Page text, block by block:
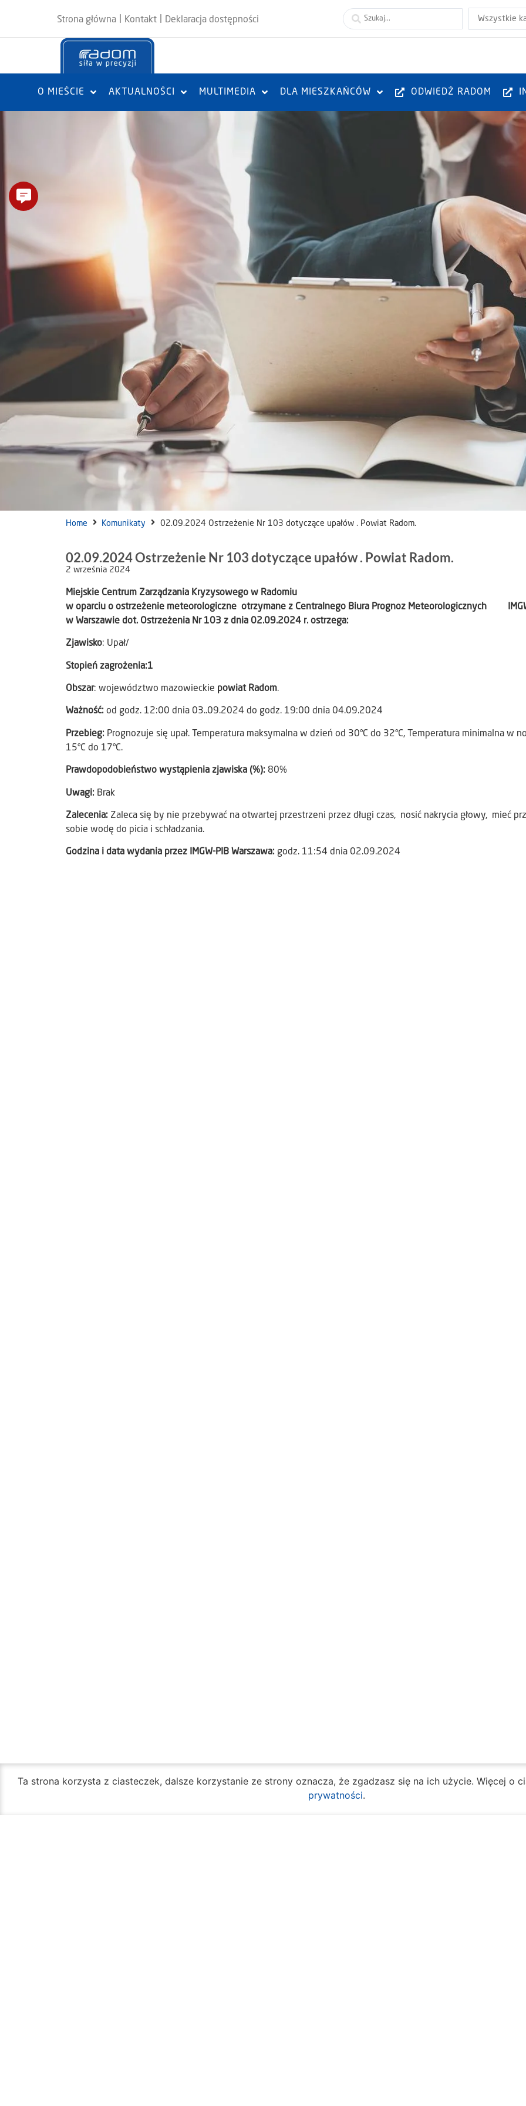
Strona główna Kontakt Deklaracja dostępności Wszystkie
O MIEŚCIE AKTUALNOŚCI MULTIMEDIA DLA MIESZKAŃCÓW ODWIEDŹ RADOM
Home Komunikaty 02.09.2024 Ostrzeżenie Nr 103 dotyczące upałów . Powiat Radom.
02.09.2024 Ostrzeżenie Nr 103 dotyczące upałów . Powiat Radom.
2 września 2024
Miejskie Centrum Zarządzania Kryzysowego w Radomiu
w oparciu o ostrzeżenie meteorologiczne otrzymane z Centralnego Biura Prognoz Meteorologicznych
w Warszawie dot. Ostrzeżenia Nr 103 z dnia 02.09.2024 r. ostrzega:
Zjawisko: Upał/
Stopień zagrożenia:1
Obszar: województwo mazowieckie powiat Radom.
Ważność: od godz. 12:00 dnia 03..09.2024 do godz. 19:00 dnia 04.09.2024
Przebieg: Prognozuje się upał. Temperatura maksymalna w dzień od 30°C do 32°C, Temperatura minimalna w
15°C do 17°C.
Prawdopodobieństwo wystąpienia zjawiska (%): 80%
Uwagi: Brak
Zalecenia: Zaleca się by nie przebywać na otwartej przestrzeni przez długi czas, nosić nakrycia głowy, mieć
sobie wodę do picia i schładzania.
Godzina i data wydania przez IMGW-PIB Warszawa: godz. 11:54 dnia 02.09.2024
Ta strona korzysta z ciasteczek, dalsze korzystanie ze strony oznacza, że zgadzasz się na ich użycie. Więcej o
prywatności.